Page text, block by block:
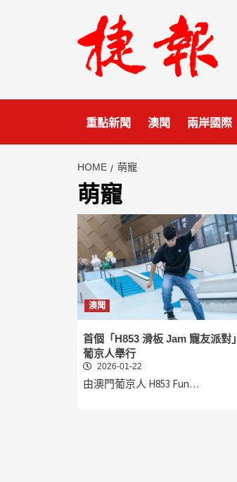
重點新聞 澳聞 兩岸國際
HOME 萌寵
萌寵
澳聞
首個「H853 滑板 Jam 寵友派對」
葡京人舉行
2026-01-22
由澳門葡京人 H853 Fun…